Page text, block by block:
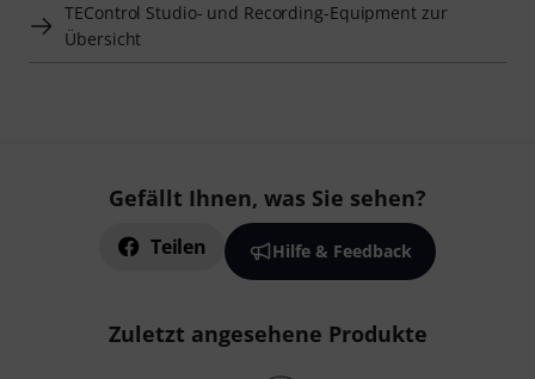
TEControl Studio- und Recording-Equipment zur
Übersicht
Gefällt Ihnen, was Sie sehen?
Teilen Hilfe & Feedback
Zuletzt angesehene Produkte